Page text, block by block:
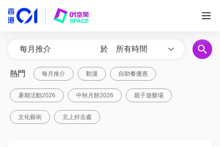
於 所有時間
熱門 每月推介 動漫 自助餐優惠
暑期活動2026 中秋月餅2026 親子遊樂場
文化藝術 北上好去處